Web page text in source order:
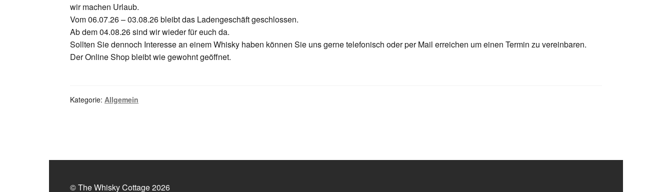
wir machen Urlaub.
Vom 06.07.26 – 03.08.26 bleibt das Ladengeschäft geschlossen.
Ab dem 04.08.26 sind wir wieder für euch da.
Sollten Sie dennoch Interesse an einem Whisky haben können Sie uns gerne telefonisch oder per Mail erreichen um einen Termin zu vereinbaren.
Der Online Shop bleibt wie gewohnt geöffnet.
Kategorie:Allgemein
© The Whisky Cottage 2026